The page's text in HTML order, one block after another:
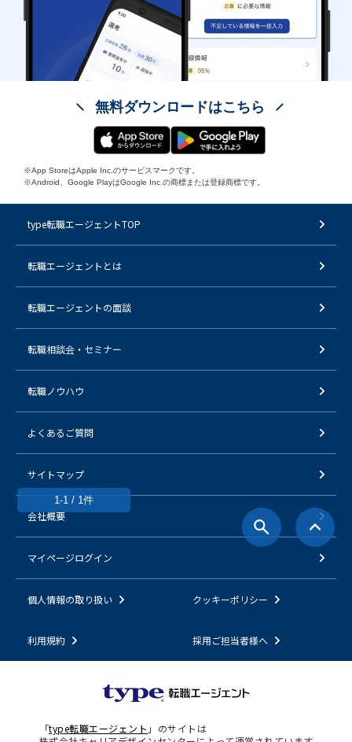
1-1 / 1件
無料ダウンロードはこちら
※App StoreはApple Inc.のサービスマークです。
※Android、Google PlayはGoogle Inc.の商標または登録商標です。
type転職エージェントTOP
転職エージェントとは
転職エージェントの面談
転職相談会・セミナー
転職ノウハウ
よくあるご質問
サイトマップ
会社概要
マイページログイン
個人情報の取り扱い クッキーポリシー
利用規約 採用ご担当者様へ
「type転職エージェント 」のサイトは